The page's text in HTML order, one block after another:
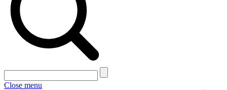
Close menu